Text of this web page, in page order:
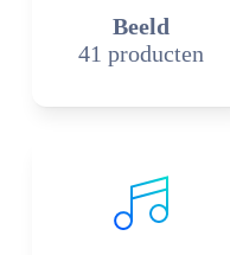
Beeld
41 producten